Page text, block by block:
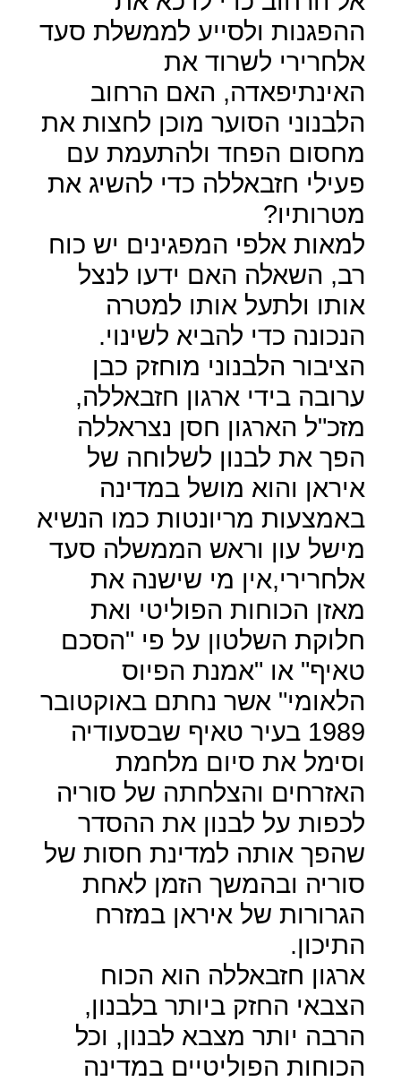
ההפגנות ולסייע לממשלת סעד
אלחרירי לשרוד את
האינתיפאדה, האם הרחוב
הלבנוני הסוער מוכן לחצות את
מחסום הפחד ולהתעמת עם
פעילי חזבאללה כדי להשיג את
מטרותיו?
למאות אלפי המפגינים יש כוח
רב, השאלה האם ידעו לנצל
אותו ולתעל אותו למטרה
הנכונה כדי להביא לשינוי.
הציבור הלבנוני מוחזק כבן
ערובה בידי ארגון חזבאללה,
מזכ"ל הארגון חסן נצראללה
הפך את לבנון לשלוחה של
איראן והוא מושל במדינה
באמצעות מריונטות כמו הנשיא
מישל עון וראש הממשלה סעד
אלחרירי,אין מי שישנה את
מאזן הכוחות הפוליטי ואת
חלוקת השלטון על פי "הסכם
טאיף" או "אמנת הפיוס
הלאומי" אשר נחתם באוקטובר
1989 בעיר טאיף שבסעודיה
וסימל את סיום מלחמת
האזרחים והצלחתה של סוריה
לכפות על לבנון את ההסדר
שהפך אותה למדינת חסות של
סוריה ובהמשך הזמן לאחת
הגרורות של איראן במזרח
התיכון.
ארגון חזבאללה הוא הכוח
הצבאי החזק ביותר בלבנון,
הרבה יותר מצבא לבנון, וכל
הכוחות הפוליטיים במדינה